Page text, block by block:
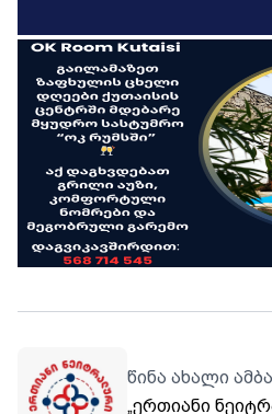
წინა ახალი
„ერთიანი